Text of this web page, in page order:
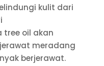
kulit dari
tree oil akan
meradang
berjerawat.